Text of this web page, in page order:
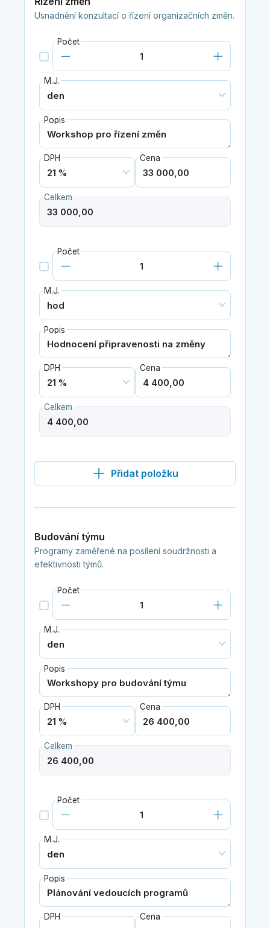
Usnadnění konzultací o řízení organizačních změn.
Počet
M.J.
Popis
DPH Cena
Celkem
Počet
M.J.
Popis
DPH Cena
Celkem
Přidat položku
Budování týmu
Programy zaměřené na posílení soudržnosti a
efektivnosti týmů.
Počet
M.J.
Popis
DPH Cena
Celkem
Počet
M.J.
Popis
DPH Cena